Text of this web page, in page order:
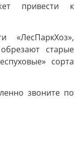
привести к
«ЛесПаркХоз»,
старые
сорта
звоните по